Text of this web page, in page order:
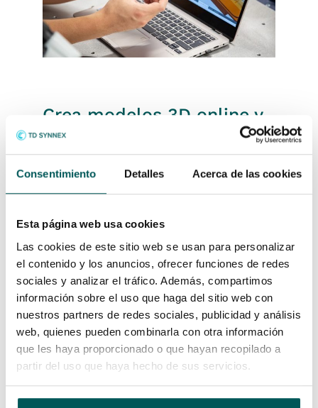
Consentimiento Detalles Acerca de las cookies
Esta página web usa cookies
Las cookies de este sitio web se usan para personalizar
el contenido y los anuncios, ofrecer funciones de redes
sociales y analizar el tráfico. Además, compartimos
información sobre el uso que haga del sitio web con
nuestros partners de redes sociales, publicidad y análisis
web, quienes pueden combinarla con otra información
que les haya proporcionado o que hayan recopilado a
partir del uso que haya hecho de sus servicios.
Crea modelos 3D online y
colabora
Fusion 360
permite conectar, comunicar y
colaborar de manera más inteligente con los
extensión, te podrás comunicar con las
centralizar la actividad del proyecto.
Administra cómo los usuarios interactúan
con los datos a través de la administración
del proyecto.